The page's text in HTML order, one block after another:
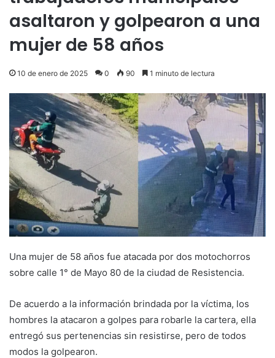
asaltaron y golpearon a una
mujer de 58 años
10 de enero de 2025 0 90 1 minuto de lectura
Una mujer de 58 años fue atacada por dos motochorros
sobre calle 1° de Mayo 80 de la ciudad de Resistencia.
De acuerdo a la información brindada por la víctima, los
hombres la atacaron a golpes para robarle la cartera, ella
entregó sus pertenencias sin resistirse, pero de todos
modos la golpearon.